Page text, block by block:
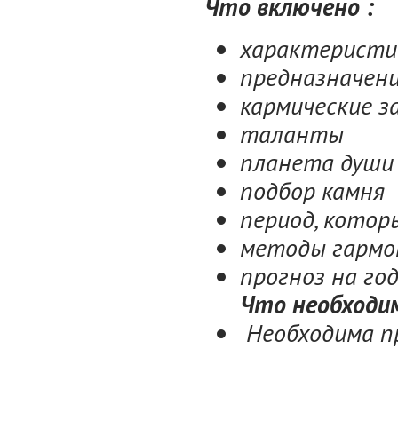
Что включено :
кармические
таланты
планета
подбор камня
период,
методы
прогноз на год
Что
Необходима